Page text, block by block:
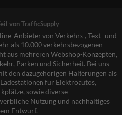
von TrafficSupply
Anbieter von Verkehrs-, Text- und
als 10.000 verkehrsbezogenen
aus mehreren Webshop-Konzepten,
Parken und Sicherheit. Bei uns
den dazugehörigen Halterungen als
für Elektroautos,
sowie diverse
Nutzung und nachhaltiges
Entwurf.